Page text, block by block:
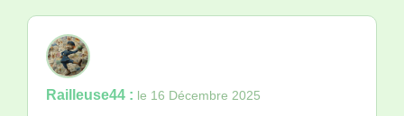
Railleuse44 : le 16 Décembre 2025